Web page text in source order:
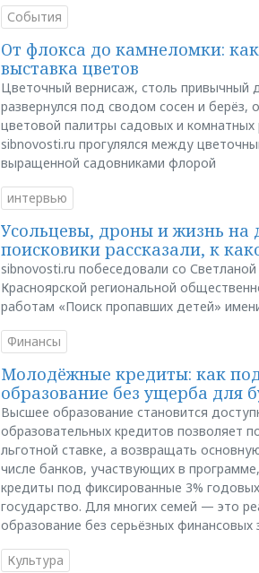
События
От флокса до камнеломки:
выставка цветов
Цветочный вернисаж, столь привычный
развернулся под сводом сосен и берёз,
цветовой палитры садовых и
sibnovosti.ru прогулялся между
выращенной садовниками флорой
интервью
Усольцевы, дроны и жизнь на
поисковики рассказали, к
sibnovosti.ru побеседовали со
Красноярской региональной
работам «Поиск пропавших детей»
Финансы
Молодёжные кредиты: как
образование без ущерба для
Высшее образование становится
образовательных кредитов позволяет
льготной ставке, а возвращать
числе банков, участвующих в
кредиты под фиксированные 3%
государство. Для многих семей — это
образование без серьёзных финансовых
Культура